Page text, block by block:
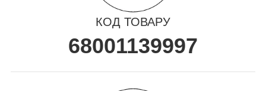
КОД ТОВАРУ
68001139997